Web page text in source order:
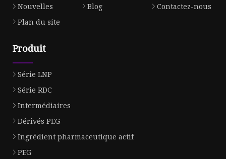
Nouvelles
Blog
Contactez-nous
Plan du site
Produit
Série LNP
Série RDC
Intermédiaires
Dérivés PEG
Ingrédient pharmaceutique actif
PEG